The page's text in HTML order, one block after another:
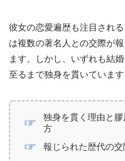
彼女の恋愛遍歴も注目され
は複数の著名人との交際が
ます。しかし、いずれも結
至るまで独身を貫いています
独身を貫く理由と
方
報じられた歴代の